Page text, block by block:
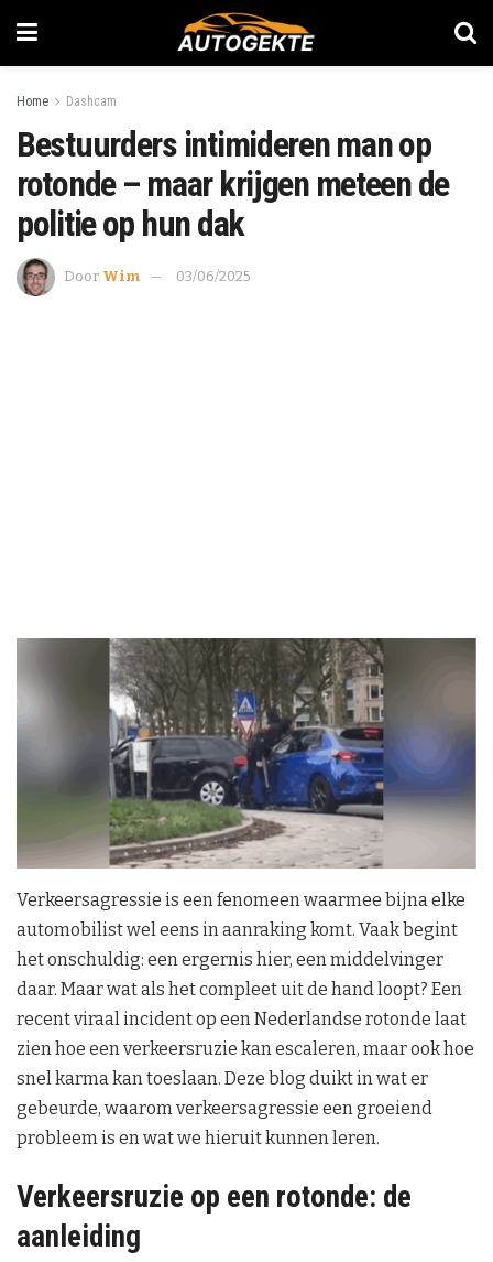
Home Dashcam
Bestuurders intimideren man op
rotonde – maar krijgen meteen de
politie op hun dak
Door Wim 03/06/2025
Verkeersagressie is een fenomeen waarmee bijna elke
automobilist wel eens in aanraking komt. Vaak begint
het onschuldig: een ergernis hier, een middelvinger
daar. Maar wat als het compleet uit de hand loopt? Een
recent viraal incident op een Nederlandse rotonde laat
zien hoe een verkeersruzie kan escaleren, maar ook hoe
snel karma kan toeslaan. Deze blog duikt in wat er
gebeurde, waarom verkeersagressie een groeiend
probleem is en wat we hieruit kunnen leren.
Verkeersruzie op een rotonde: de
aanleiding